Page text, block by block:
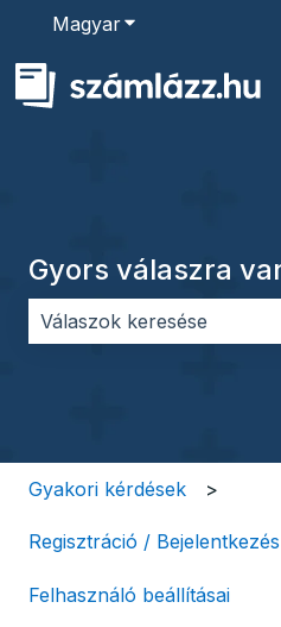
MagyarAlmenü
Gyors válaszra
Gyakori kérdések
Regisztráció /
Felhasználó beállításai